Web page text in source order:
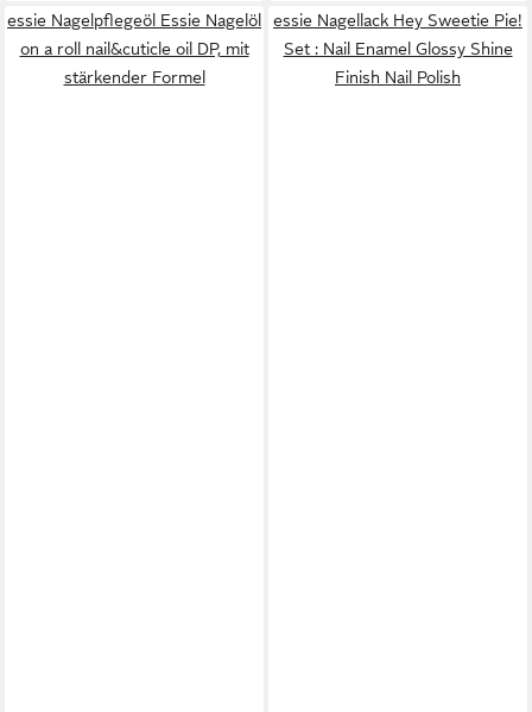
essie Nagelpflegeöl Essie Nagelöl
on a roll nail&cuticle oil DP, mit
stärkender Formel
essie Nagellack Hey Sweetie Pie!
Set : Nail Enamel Glossy Shine
Finish Nail Polish